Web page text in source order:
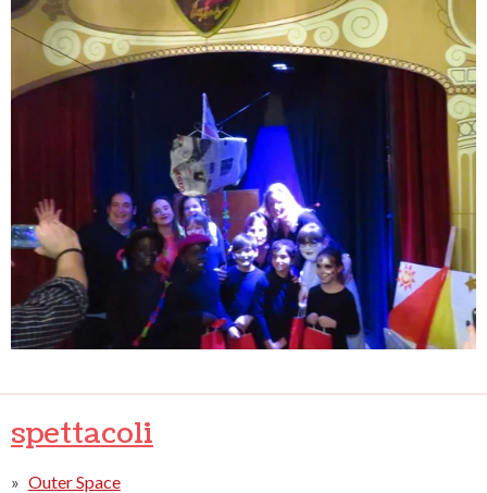
spettacoli
Outer Space